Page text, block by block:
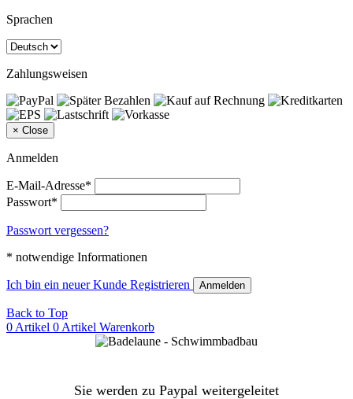
Sprachen
Zahlungsweisen
× Close
Anmelden
E-Mail-Adresse*
Passwort*
Passwort vergessen?
* notwendige Informationen
Ich bin ein neuer Kunde Registrieren Anmelden
Back to Top
0 Artikel 0 Artikel Warenkorb
Sie werden zu Paypal weitergeleitet